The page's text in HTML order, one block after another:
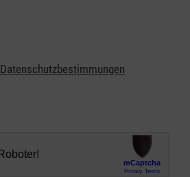
Datenschutzbestimmungen